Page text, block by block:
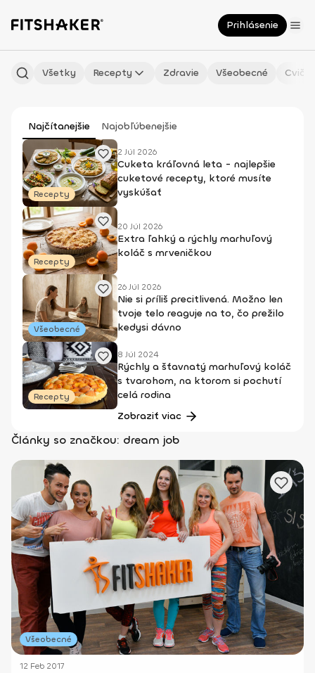
Prihlásenie
Všetky Recepty Zdravie Všeobecné
Najčítanejšie Najobľúbenejšie
Recepty
2 Júl 2026
Cuketa kráľovná leta - najlepšie
cuketové recepty, ktoré musíte
vyskúšať
Recepty
20 Júl 2026
Extra ľahký a rýchly marhuľový
koláč s mrveničkou
Všeobecné
26 Júl 2026
Nie si príliš precitlivená. Možno len
tvoje telo reaguje na to, čo prežilo
kedysi dávno
Recepty
8 Júl 2024
Rýchly a šťavnatý marhuľový koláč
s tvarohom, na ktorom si pochutí
celá rodina
Zobraziť viac
Články so značkou: dream job
Všeobecné
12 Feb 2017